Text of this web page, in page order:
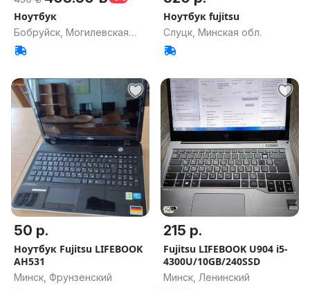
Ноутбук
Бобруйск, Могилевская
обл.
Ноутбук fujitsu
Слуцк, Минская обл.
50 р.
Ноутбук Fujitsu LIFEBOOK
AH531
Минск, Фрунзенский
215 р.
Fujitsu LIFEBOOK U904 i5-
4300U/10GB/240SSD
Минск, Ленинский